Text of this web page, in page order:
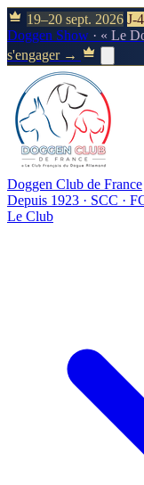
19–20 sept. 2026 J-
Doggen Show · « Le
s'engager →
Doggen Club de France
Depuis 1923 · SCC ·
Le Club